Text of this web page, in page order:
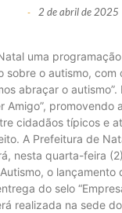
- 2 de abril de 2025
uma
sobre o autismo, com
abraçar o
Amigo”, promovendo
cidadãos típicos e
A Prefeitura de
nesta quarta-feira
o
do selo
realizada na sede